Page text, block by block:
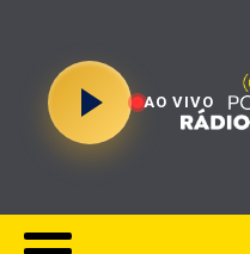
AO VIVO